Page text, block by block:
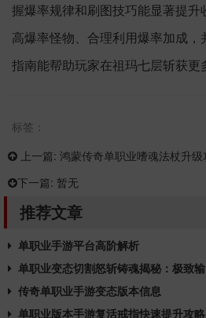
握爆率规律和刷图技巧能显著提
高爆率怪物、合理利用爆率加成
指南能帮助玩家在祖玛七层斩获更
标签：
上一篇: 鸿蒙传奇单职业嗜魂法杖升级
下一篇: 暂无
推荐文章
单职业手游平台高阶解析
单职业变态切割怒斩铸魂揭秘：极致
传奇单职业手游变态版本信息
单职业版本手游复活戒指快速提升攻略